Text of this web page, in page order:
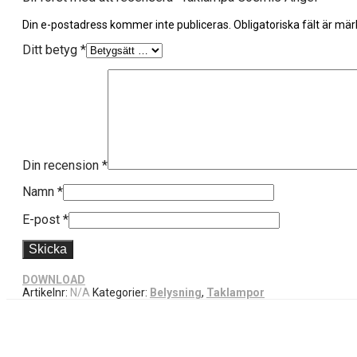
Din e-postadress kommer inte publiceras. Obligatoriska fält är
Ditt betyg *
Din recension *
Namn *
E-post *
DOWNLOAD
Artikelnr: N/A Kategorier: Belysning, Taklampor